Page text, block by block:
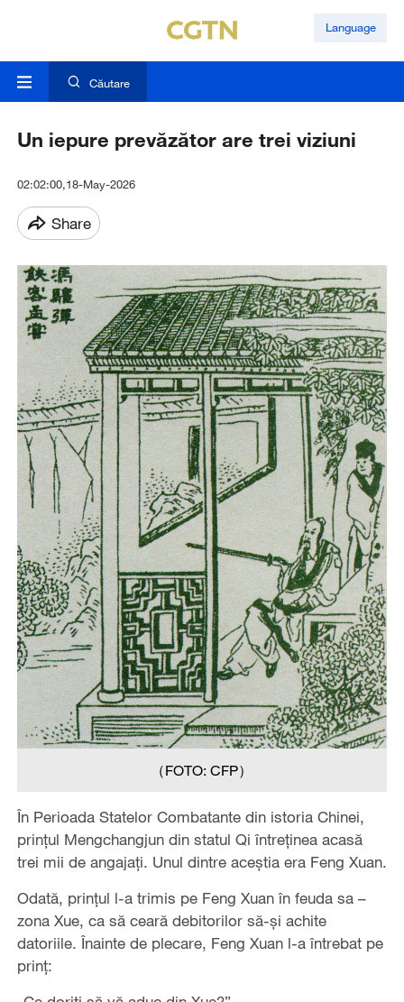
Language
Căutare
Un iepure prevăzător are trei viziuni
02:02:00,18-May-2026
Share
（FOTO: CFP）
În Perioada Statelor Combatante din istoria Chinei,
prinţul Mengchangjun din statul Qi întreţinea acasă
trei mii de angajaţi. Unul dintre aceştia era Feng Xuan.
Odată, prinţul l-a trimis pe Feng Xuan în feuda sa –
zona Xue, ca să ceară debitorilor să-şi achite
datoriile. Înainte de plecare, Feng Xuan l-a întrebat pe
prinţ: